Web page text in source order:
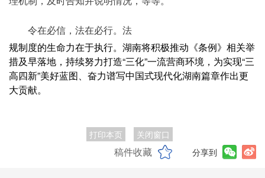
令在必信，法在必行。法
规制度的生命力在于执行。湖南将积极推动《条例》相关举
措及早落地，持续努力打造“三化”一流营商环境，为实现“三
高四新”美好蓝图、奋力谱写中国式现代化湖南篇章作出更
大贡献。
打印本页 关闭窗口
稿件收藏 分享到